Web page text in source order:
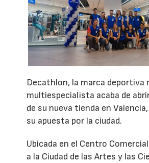
Decathlon, la marca deportiva
multiespecialista acaba de
de su nueva tienda en
su apuesta por la ciudad.
Ubicada en el Centro
a la Ciudad de las Artes y las